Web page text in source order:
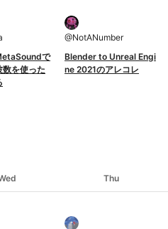
で
数を使った
@NotANumber
Blender to Unreal Engi
ne 2021のアレコレ
Thu